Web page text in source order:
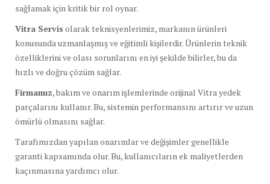
sağlamak için kritik bir rol oynar.
Vitra Servis olarak teknisyenlerimiz, markanın ürünleri
konusunda uzmanlaşmış ve eğitimli kişilerdir. Ürünlerin teknik
özelliklerini ve olası sorunlarını en iyi şekilde bilirler, bu da
hızlı ve doğru çözüm sağlar.
Firmamız, bakım ve onarım işlemlerinde orijinal Vitra yedek
parçalarını kullanır. Bu, sistemin performansını artırır ve uzun
ömürlü olmasını sağlar.
Tarafımızdan yapılan onarımlar ve değişimler genellikle
garanti kapsamında olur. Bu, kullanıcıların ek maliyetlerden
kaçınmasına yardımcı olur.